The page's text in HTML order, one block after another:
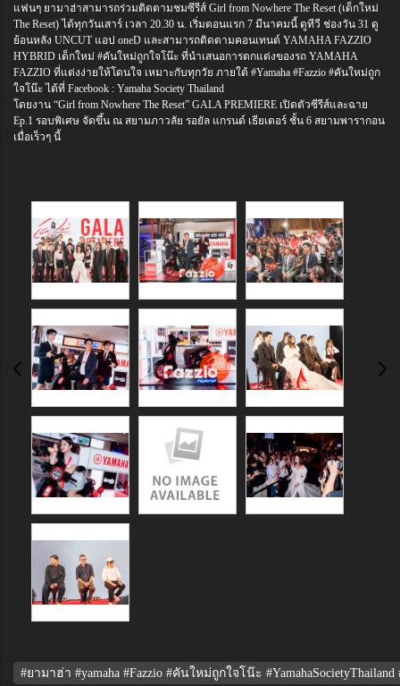
แฟนๆ ยามาฮ่าสามารถร่วมติดตามชมซีรีส์ Girl from Nowhere The Reset (เด็กใหม่
The Reset) ได้ทุกวันเสาร์ เวลา 20.30 น. เริ่มตอนแรก 7 มีนาคมนี้ ดูทีวี ช่องวัน 31 ดู
ย้อนหลัง UNCUT แอป oneD และสามารถติดตามคอนเทนต์ YAMAHA FAZZIO
HYBRID เด็กใหม่ #คันใหม่ถูกใจโน๊ะ ที่นำเสนอการตกแต่งของรถ YAMAHA
FAZZIO ที่แต่งง่ายให้โดนใจ เหมาะกับทุกวัย ภายใต้ #Yamaha #Fazzio #คันใหม่ถูก
ใจโน๊ะ ได้ที่ Facebook : Yamaha Society Thailand
โดยงาน “Girl from Nowhere The Reset” GALA PREMIERE เปิดตัวซีรีส์และฉาย
Ep.1 รอบพิเศษ จัดขึ้น ณ สยามภาวลัย รอยัล แกรนด์ เธียเตอร์ ชั้น 6 สยามพารากอน
เมื่อเร็วๆ นี้
#ยามาฮ่า #yamaha #Fazzio #คันใหม่ถูกใจโน๊ะ